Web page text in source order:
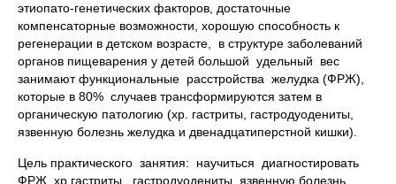
этиопато-генетических факторов, достаточные
компенсаторные возможности, хорошую способность к
регенерации в детском возрасте, в структуре заболеваний
органов пищеварения у детей большой удельный вес
занимают функциональные расстройства желудка (ФРЖ),
которые в 80% случаев трансформируются затем в
органическую патологию (хр. гастриты, гастродуодениты,
язвенную болезнь желудка и двенадцатиперстной кишки).
Цель практического занятия: научиться диагностировать
ФРЖ, хр.гастриты, гастродуодениты, язвенную болезнь